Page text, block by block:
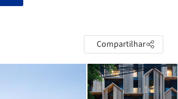
Compartilhar